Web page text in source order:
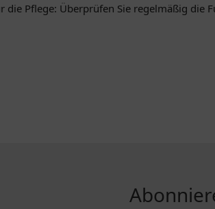
die Pflege: Überprüfen Sie regelmäßig die